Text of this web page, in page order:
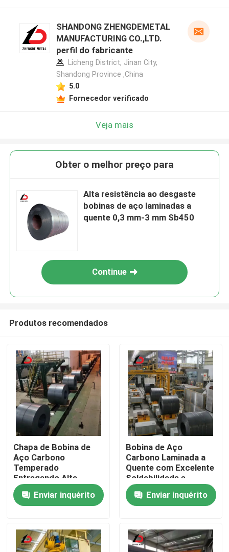
Para casa
Vídeos
SHANDONG ZHENGDEMETAL
MANUFACTURING CO.,LTD.
perfil do fabricante
Licheng District, Jinan City,
Shandong Province ,China
5.0
Fornecedor verificado
Veja mais
Obter o melhor preço para
Alta resistência ao desgaste
bobinas de aço laminadas a
quente 0,3 mm-3 mm Sb450
Continue
Produtos recomendados
Chapa de Bobina de
Aço Carbono
Temperado
Entregando Alta
Dureza e Durabilidade
Adequada para
Aplicações Industriais
Enviar inquérito
Bobina de Aço
Carbono Laminada a
Quente com Excelente
Soldabilidade e
Resistência ao
Impacto, Adequada
para Construção de
Enviar inquérito